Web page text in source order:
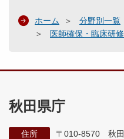
ホーム 分野別一覧
医師確保・臨床研修
秋田県庁
住所
〒010-8570 秋田